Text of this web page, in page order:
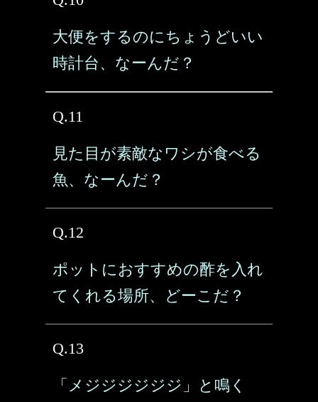
大便をするのにちょうどいい
時計台、なーんだ？
Q.11
見た目が素敵なワシが食べる
魚、なーんだ？
Q.12
ポットにおすすめの酢を入れ
てくれる場所、どーこだ？
Q.13
「メジジジジジジ」と鳴く